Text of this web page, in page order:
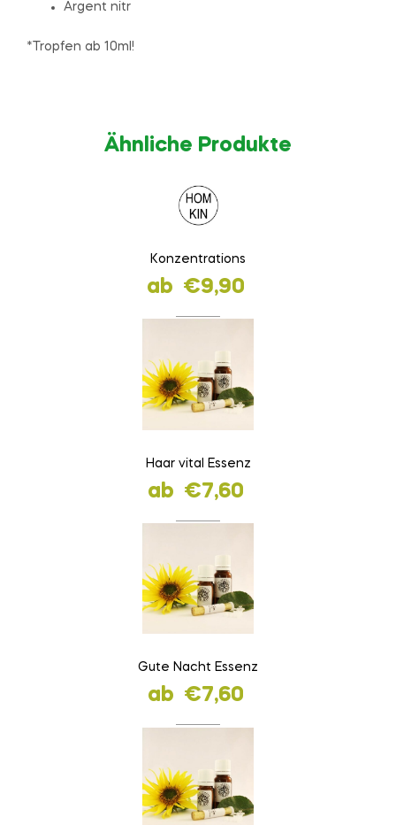
Argent nitr
*Tropfen ab 10ml!
Ähnliche Produkte
Konzentrations
ab €9,90
Haar vital Essenz
ab €7,60
Gute Nacht Essenz
ab €7,60